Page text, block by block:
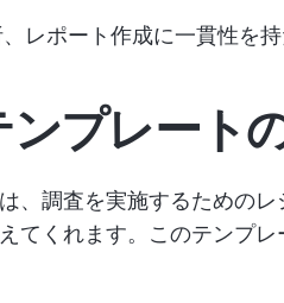
レポート作成に一貫性を
プレート
、調査を実施するためのレ
てくれます。このテンプレ